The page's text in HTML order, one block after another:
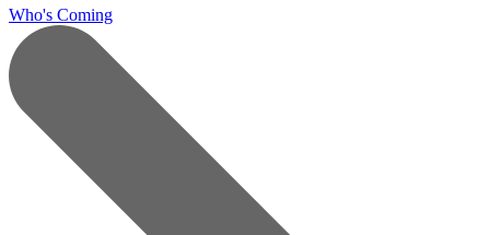
Who's Coming